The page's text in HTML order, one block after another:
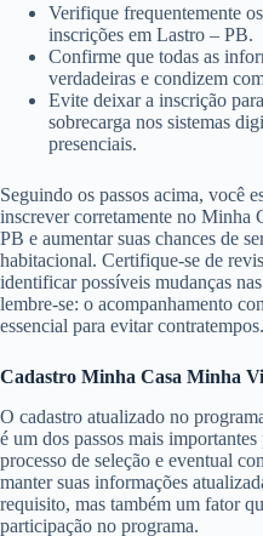
Verifique frequentemente
inscrições em Lastro – PB.
Confirme que todas as
verdadeiras e condizem
Evite deixar a inscrição
sobrecarga nos sistemas
presenciais.
Seguindo os passos acima, você
inscrever corretamente no Minha
PB e aumentar suas chances de
habitacional. Certifique-se de
identificar possíveis mudanças
lembre-se: o acompanhamento
essencial para evitar contratempos.
Cadastro Minha Casa Minha
O cadastro atualizado no
é um dos passos mais
processo de seleção e eventual
manter suas informações
requisito, mas também um fator
participação no programa.